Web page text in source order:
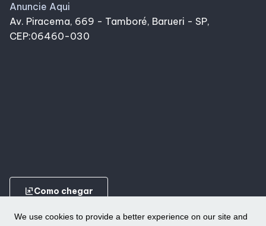
We use cookies to provide a better experience on our site and
Anuncie Aqui
Av. Piracema, 669 - Tamboré, Barueri - SP,
CEP:06460-030
ungroupComo chegar